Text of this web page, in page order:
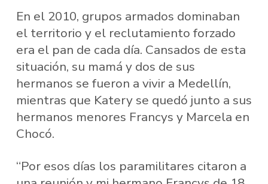
En el 2010, grupos armados dominaban
el territorio y el reclutamiento forzado
era el pan de cada día. Cansados de esta
situación, su mamá y dos de sus
hermanos se fueron a vivir a Medellín,
mientras que Katery se quedó junto a sus
hermanos menores Francys y Marcela en
Chocó.
“Por esos días los paramilitares citaron a